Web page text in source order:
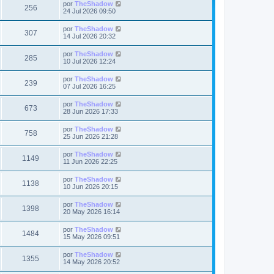
a
j
t
a
s
m
o
m
e
n
s
a
j
e
256V
i
t
a
s
Ú
l
m
o
m
e
n
s
a
j
e
por TheShadow
24 Jul 2026 09:50
307V
i
t
a
s
Ú
m
o
m
e
n
s
a
j
e
por TheShadow
14 Jul 2026 20:32
285V
i
t
a
s
Ú
m
o
m
e
n
s
a
j
e
por TheShadow
10 Jul 2026 12:24
239V
i
t
a
s
Ú
l
m
o
m
e
n
s
a
j
e
por TheShadow
07 Jul 2026 16:25
673V
i
t
a
s
Ú
l
m
o
m
e
n
s
a
j
e
por TheShadow
28 Jun 2026 17:33
758V
i
t
a
s
Ú
l
m
o
m
e
n
s
a
j
e
por TheShadow
25 Jun 2026 21:28
1149
i
a
s
Ú
m
o
m
e
n
s
a
j
e
por TheShadow
11 Jun 2026 22:25
1138
i
a
Ú
m
o
m
e
n
s
a
j
e
por TheShadow
10 Jun 2026 20:15
1398
i
a
Ú
l
m
o
m
e
n
s
por TheShadow
20 May 2026 16:14
1484V
i
Ú
m
o
m
por TheShadow
15 May 2026 09:51
1355
Ú
por TheShadow
14 May 2026 20:52